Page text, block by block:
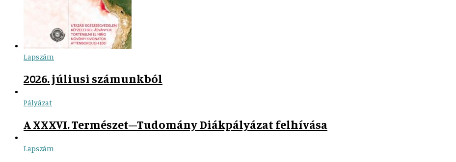
Lapszám
2026. júliusi számunkból
Pályázat
A XXXVI. Természet–Tudomány Diákpályázat felhívása
Lapszám